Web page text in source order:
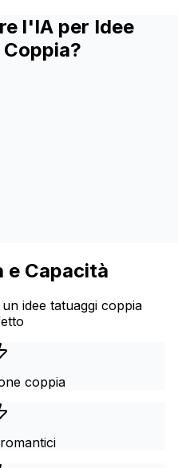
l'IA per Idee
e Capacità
idee tatuaggi coppia
coppia